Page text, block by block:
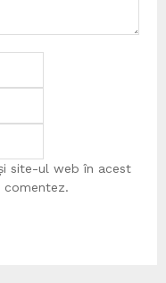
site-ul web în acest